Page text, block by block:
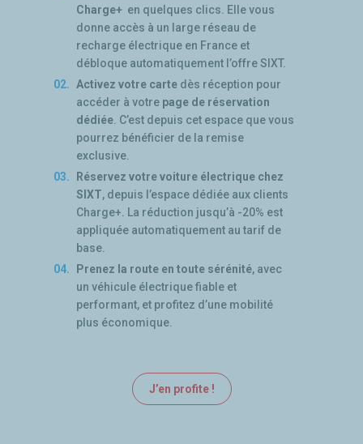
Charge+ en quelques clics. Elle vous
donne accès à un large réseau de
recharge électrique en France et
débloque automatiquement l’offre SIXT.
Activez votre carte dès réception pour
accéder à votre page de réservation
dédiée. C’est depuis cet espace que vous
pourrez bénéficier de la remise
exclusive.
Réservez votre voiture électrique chez
SIXT, depuis l’espace dédiée aux clients
Charge+. La réduction jusqu’à -20% est
appliquée automatiquement au tarif de
base.
Prenez la route en toute sérénité, avec
un véhicule électrique fiable et
performant, et profitez d’une mobilité
plus économique.
J’en profite !